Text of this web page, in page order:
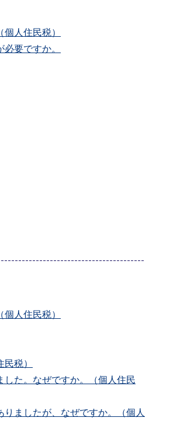
人住民税）
要ですか。
人住民税）
税）
た。なぜですか。（個人住民
ましたが、なぜですか。（個人